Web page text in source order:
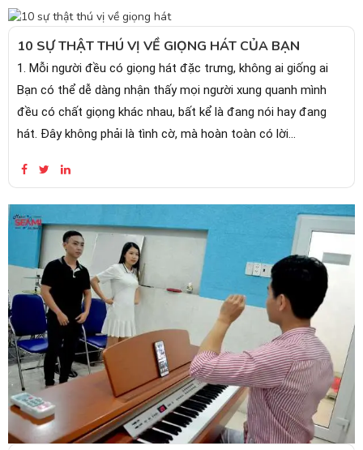
10 SỰ THẬT THÚ VỊ VỀ GIỌNG HÁT CỦA BẠN
1. Mỗi người đều có giọng hát đặc trưng, không ai giống ai
Bạn có thể dễ dàng nhận thấy mọi người xung quanh mình
đều có chất giọng khác nhau, bất kể là đang nói hay đang
hát. Đây không phải là tình cờ, mà hoàn toàn có lời...